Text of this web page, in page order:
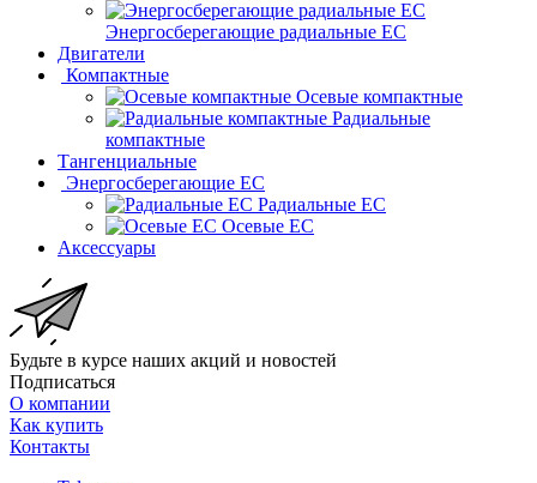
Энергосберегающие радиальные EC
Двигатели
Компактные
Осевые компактные
Радиальные
компактные
Тангенциальные
Энергосберегающие EC
Радиальные EC
Осевые EC
Аксессуары
Будьте в курсе наших акций и новостей
Подписаться
О компании
Как купить
Контакты